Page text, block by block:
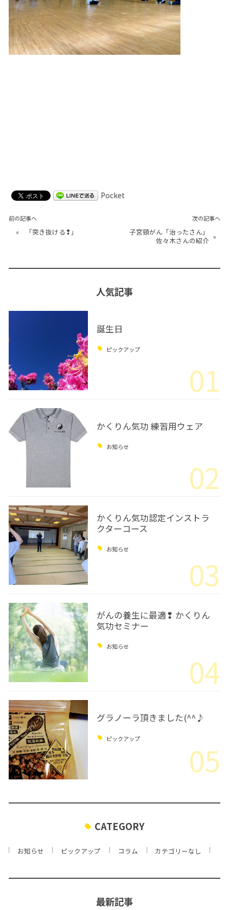
Pocket
前の記事へ
« 「突き抜ける❢」
次の記事へ
子宮頸がん「治ったさん」
佐々木さんの紹介 »
人気記事
誕生日
ピックアップ
01
かくりん気功 練習用ウェア
お知らせ
02
かくりん気功認定インストラ
クターコース
お知らせ
03
がんの養生に最適❢ かくりん
気功セミナー
お知らせ
04
グラノーラ頂きました(^^♪
ピックアップ
05
CATEGORY
お知らせ ピックアップ コラム カテゴリーなし
最新記事